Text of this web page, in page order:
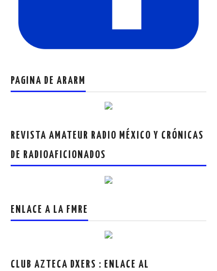
PAGINA DE ARARM
REVISTA AMATEUR RADIO MÉXICO Y CRÓNICAS
DE RADIOAFICIONADOS
ENLACE A LA FMRE
CLUB AZTECA DXERS : ENLACE AL